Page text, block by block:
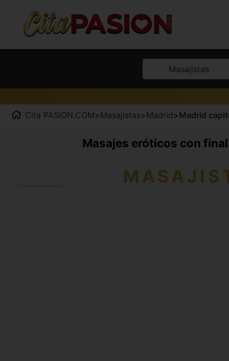
Masajistas
Cita PASION.COM>Masajistas>Madrid >Madrid
Masajes eróticos con